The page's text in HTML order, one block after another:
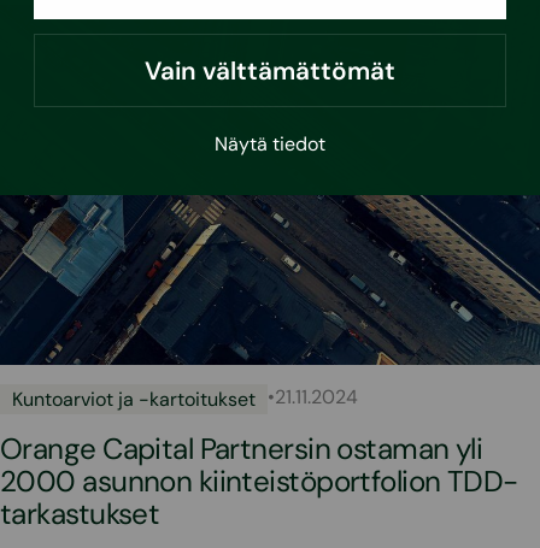
Vain välttämättömät
Näytä tiedot
Kuntoarviot ja -kartoitukset •21.11.2024
Orange Capital Partnersin ostaman yli
2000 asunnon kiinteistöportfolion TDD-
tarkastukset